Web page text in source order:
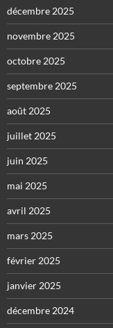
décembre 2025
novembre 2025
octobre 2025
septembre 2025
août 2025
juillet 2025
juin 2025
mai 2025
avril 2025
mars 2025
février 2025
janvier 2025
décembre 2024